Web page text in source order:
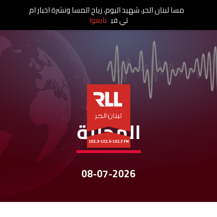
نشرات الأخبار
المحليّة
08-07-2026
مسا لبنان الحر، شهيد اليوم، زياح المسا ونشرة اخبار ام
تي في تابعوا